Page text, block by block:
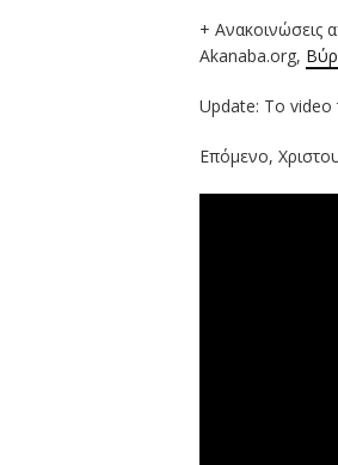
+ Ανακοινώσεις
Akanaba.org,
Update: Το video
Επόμενο,